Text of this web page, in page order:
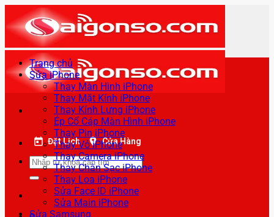
qua
nội
dung
Đặt Lịch Cửa Hàng
Tìm
kiếm:
Trang chủ
Sửa iPhone
Thay Màn Hình iPhone
Thay Mặt Kính iPhone
Thay Kính Lưng iPhone
Ép Cổ Cáp Màn Hình iPhone
Thay Pin iPhone
Thay Vỏ iPhone
Thay Camera iPhone
Thay Chân Sạc iPhone
Thay Loa iPhone
Sửa Face ID iPhone
Sửa Main iPhone
Sửa Samsung